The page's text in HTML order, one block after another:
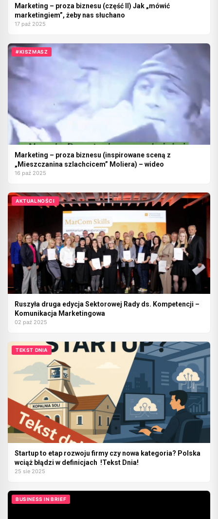
Marketing – proza biznesu (część II) Jak „mówić
marketingiem”, żeby nas słuchano
17 paź 2025
#KISZMASZ
Marketing – proza biznesu (inspirowane sceną z
„Mieszczanina szlachcicem” Moliera) – wideo
16 paź 2025
AKTUALNOŚCI
Ruszyła druga edycja Sektorowej Rady ds. Kompetencji –
Komunikacja Marketingowa
02 paź 2025
TEKST DNIA
Startup to etap rozwoju firmy czy nowa kategoria? Polska
wciąż błądzi w definicjach !Tekst Dnia!
25 sie 2025
BUSINESS IN BRIEF